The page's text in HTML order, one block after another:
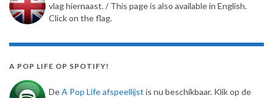
vlag hiernaast. / This page is also available in English.
Click on the flag.
A POP LIFE OP SPOTIFY!
DeA Pop Life afspeellijst is nu beschikbaar. Klik op de